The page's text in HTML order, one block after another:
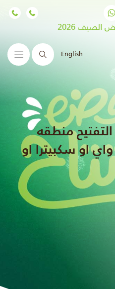
الصيف 2026
English البحث
التفتيح منطقه
او سكبيترا او